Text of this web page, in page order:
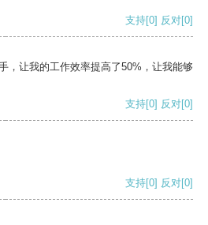
支持[0] 反对[0]
，让我的工作效率提高了50%，让我能够
支持[0] 反对[0]
支持[0] 反对[0]